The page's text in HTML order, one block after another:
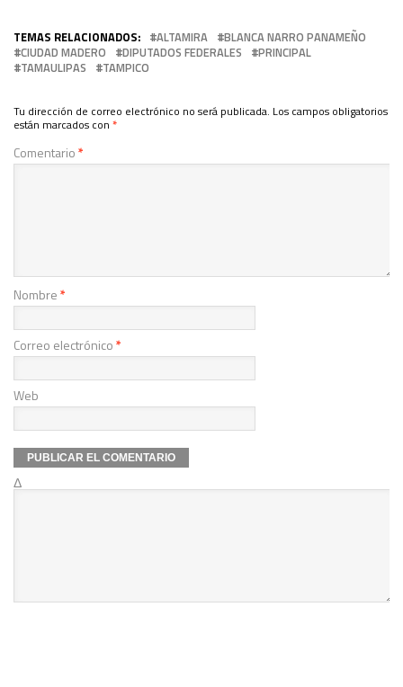
TEMAS RELACIONADOS: ALTAMIRA
BLANCA NARRO PANAMEÑO
CIUDAD MADERO
DIPUTADOS FEDERALES
PRINCIPAL
TAMAULIPAS
TAMPICO
Tu dirección de correo electrónico no será publicada. Los campos obligatorios
están marcados con *
Comentario*
Nombre*
Correo electrónico*
Web
Δ